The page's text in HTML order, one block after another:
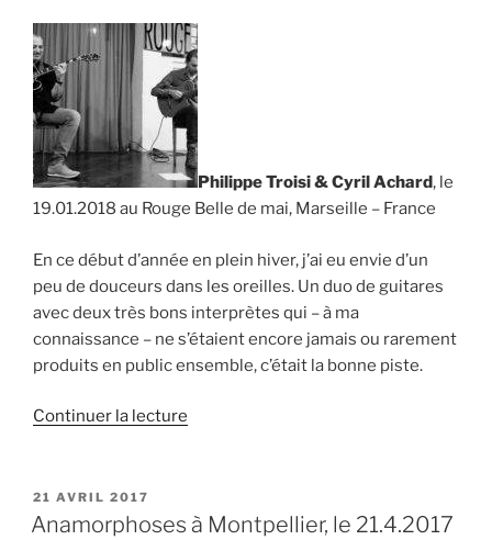
pour
solistes
et
duos »
Philippe Troisi & Cyril Achard, le
19.01.2018 au Rouge Belle de mai, Marseille – France
En ce début d’année en plein hiver, j’ai eu envie d’un
peu de douceurs dans les oreilles. Un duo de guitares
avec deux très bons interprètes qui – à ma
connaissance – ne s’étaient encore jamais ou rarement
produits en public ensemble, c’était la bonne piste.
Continuer la lecture
Cyril
PUBLIÉ
LE
21 AVRIL 2017
Anamorphoses à Montpellier, le 21.4.2017